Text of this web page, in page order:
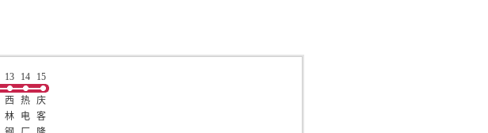
13
西
林
14
热
电
15
庆
客